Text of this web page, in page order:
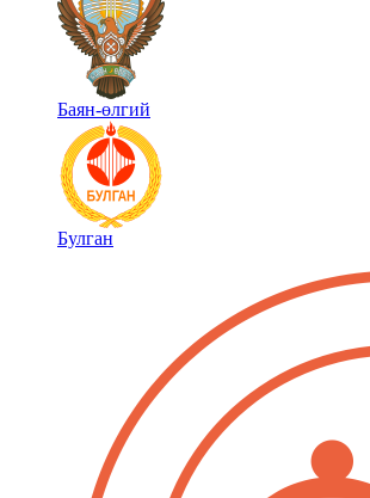
Баян-өлгий
Булган